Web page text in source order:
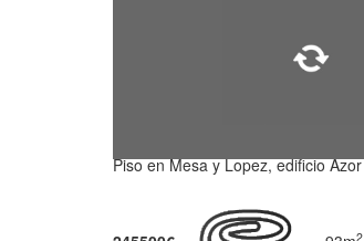
Piso en Mesa y Lopez, edificio Azor
2